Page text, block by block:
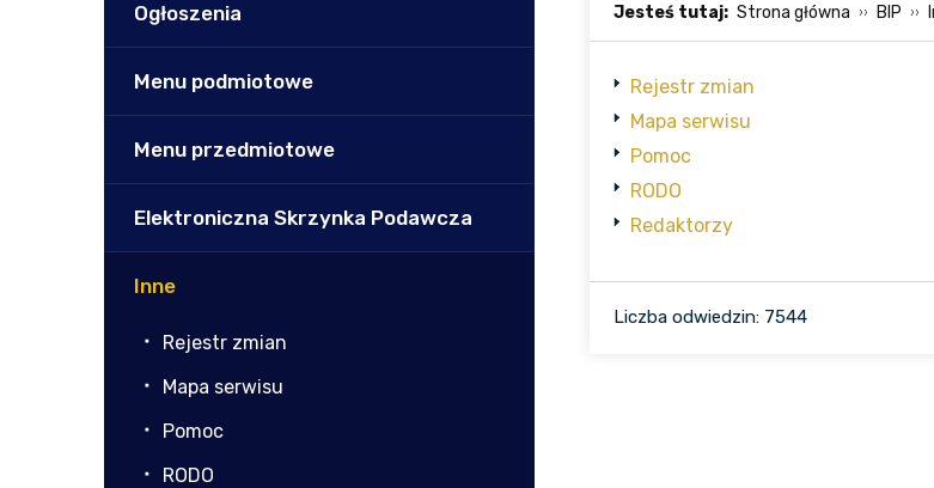
Ogłoszenia
Menu podmiotowe
Menu przedmiotowe
Elektroniczna Skrzynka Podawcza
Inne
Rejestr zmian
Mapa serwisu
Pomoc
RODO
Jesteś tutaj: Strona główna BIP
Rejestr zmian
Mapa serwisu
Pomoc
RODO
Redaktorzy
Liczba odwiedzin: 7544